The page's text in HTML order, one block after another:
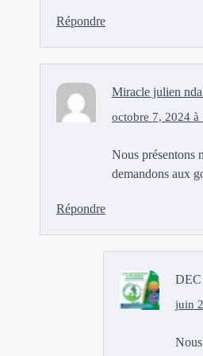
Répondre
Miracle julien
octobre 7, 2024 à
Nous présentons
demandons aux
Répondre
juin